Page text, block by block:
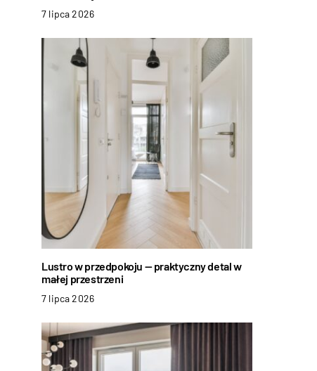
7 lipca 2026
Lustro w przedpokoju — praktyczny detal w
małej przestrzeni
7 lipca 2026